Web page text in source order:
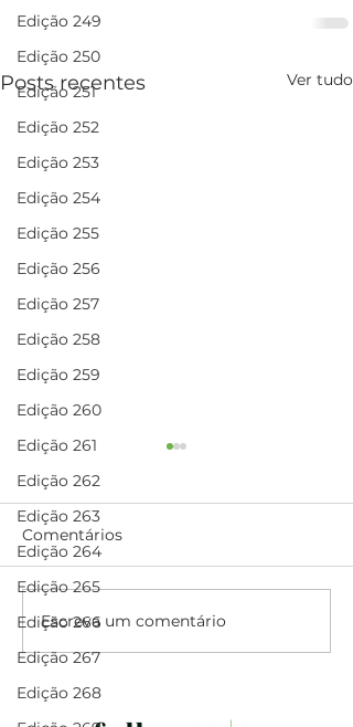
Edição 249
Edição 250
Edição 251
Edição 252
Edição 253
Edição 254
Edição 255
Edição 256
Edição 257
Edição 258
Edição 259
Edição 260
Edição 261
Edição 262
Edição 263
Edição 264
Edição 265
Edição 266
Edição 267
Edição 268
Posts recentes Ver tudo
Renovação da frota:
compromisso com a
Comentários
Escreva um comentário